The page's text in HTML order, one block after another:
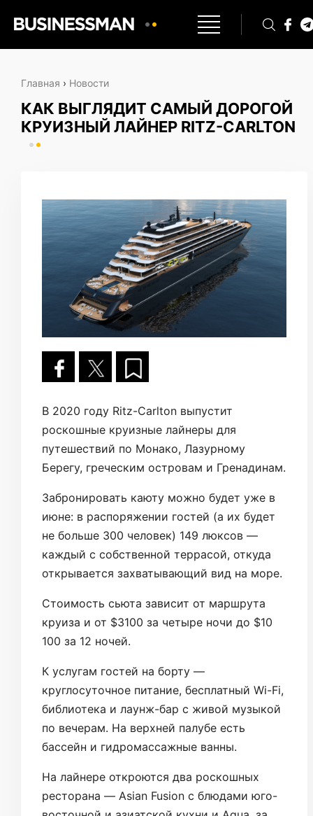
Главная › Новости
КАК ВЫГЛЯДИТ САМЫЙ ДОРОГОЙ
КРУИЗНЫЙ ЛАЙНЕР RITZ-CARLTON
В 2020 году Ritz-Carlton выпустит
роскошные круизные лайнеры для
путешествий по Монако, Лазурному
Берегу, греческим островам и Гренадинам.
Забронировать каюту можно будет уже в
июне: в распоряжении гостей (а их будет
не больше 300 человек) 149 люксов —
каждый с собственной террасой, откуда
открывается захватывающий вид на море.
Стоимость сьюта зависит от маршрута
круиза и от $3100 за четыре ночи до $10
100 за 12 ночей.
К услугам гостей на борту —
круглосуточное питание, бесплатный Wi-Fi,
библиотека и лаунж-бар с живой музыкой
по вечерам. На верхней палубе есть
бассейн и гидромассажные ванны.
На лайнере откроются два роскошных
ресторана — Asian Fusion с блюдами юго-